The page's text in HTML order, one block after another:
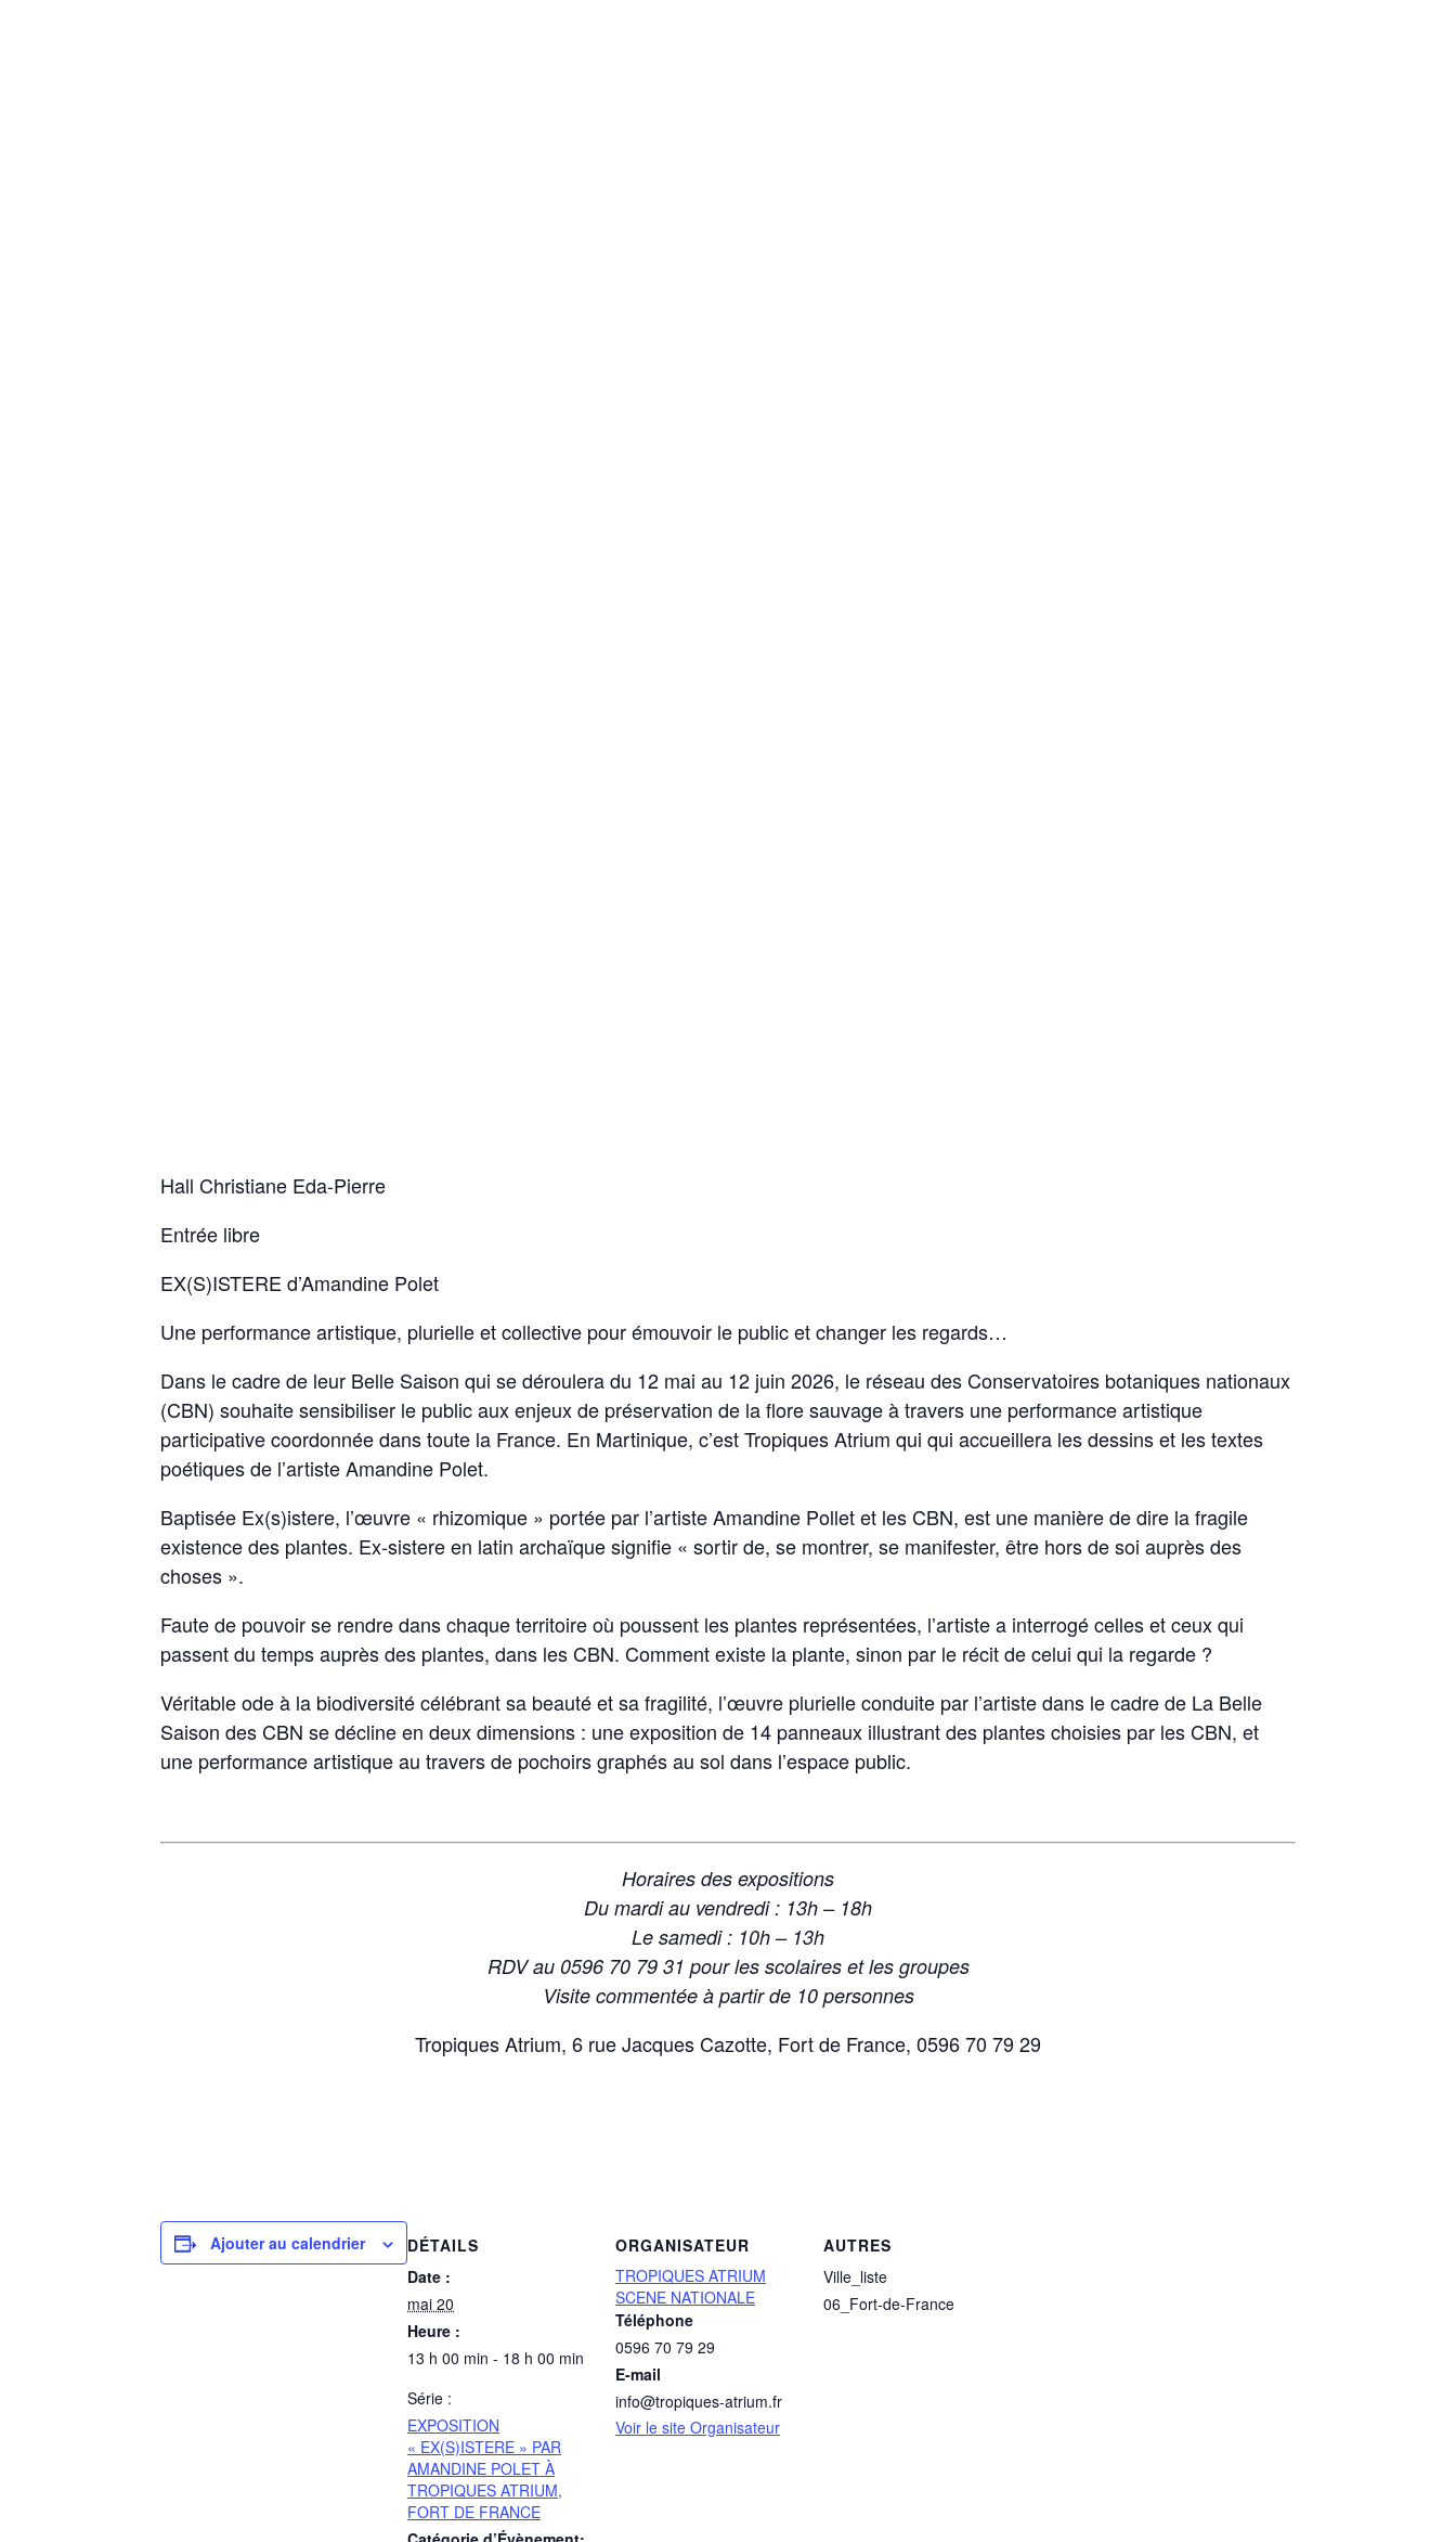
Hall Christiane Eda-Pierre
Entrée libre
EX(S)ISTERE d’Amandine Polet
Une performance artistique, plurielle et collective pour émouvoir le public et changer les regards…
Dans le cadre de leur Belle Saison qui se déroulera du 12 mai au 12 juin 2026, le réseau des Conservatoires botaniques nationaux
(CBN) souhaite sensibiliser le public aux enjeux de préservation de la flore sauvage à travers une performance artistique
participative coordonnée dans toute la France. En Martinique, c’est Tropiques Atrium qui qui accueillera les dessins et les textes
poétiques de l’artiste Amandine Polet.
Baptisée Ex(s)istere, l’œuvre « rhizomique » portée par l’artiste Amandine Pollet et les CBN, est une manière de dire la fragile
existence des plantes. Ex-sistere en latin archaïque signifie « sortir de, se montrer, se manifester, être hors de soi auprès des
choses ».
Faute de pouvoir se rendre dans chaque territoire où poussent les plantes représentées, l’artiste a interrogé celles et ceux qui
passent du temps auprès des plantes, dans les CBN. Comment existe la plante, sinon par le récit de celui qui la regarde ?
Véritable ode à la biodiversité célébrant sa beauté et sa fragilité, l’œuvre plurielle conduite par l’artiste dans le cadre de La Belle
Saison des CBN se décline en deux dimensions : une exposition de 14 panneaux illustrant des plantes choisies par les CBN, et
une performance artistique au travers de pochoirs graphés au sol dans l’espace public.
Horaires des expositions
Du mardi au vendredi : 13h – 18h
Le samedi : 10h – 13h
RDV au 0596 70 79 31 pour les scolaires et les groupes
Visite commentée à partir de 10 personnes
Tropiques Atrium, 6 rue Jacques Cazotte, Fort de France, 0596 70 79 29
Ajouter au calendrier
DÉTAILS
Date :
mai 20
Heure :
13 h 00 min - 18 h 00 min
Série :
EXPOSITION
« EX(S)ISTERE » PAR
AMANDINE POLET À
TROPIQUES ATRIUM,
FORT DE FRANCE
ORGANISATEUR
TROPIQUES ATRIUM
SCENE NATIONALE
Téléphone
0596 70 79 29
E-mail
info@tropiques-atrium.fr
Voir le site Organisateur
AUTRES
Ville_liste
06_Fort-de-France